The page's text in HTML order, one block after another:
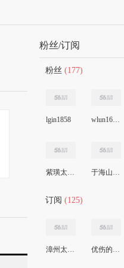
粉丝/订阅
粉丝 (177)
lgin1858 wlun166_561368031
紫璜太极健身队 于海山太极传播
订阅 (125)
漳州太极迷 优伤的二胡